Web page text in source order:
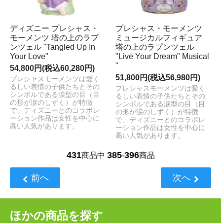
ディズニー プレシャス・
モーメンツ 塔の上のラプ
ンツェル "Tangled Up In
Your Love"
54,800円(税込60,280円)
プレシャスモーメンツは愛く
るしい表情の子供たちとその
シンボルである涙型の目（目
の形が涙のしずく）が特徴
で、ディズニーとのコラボレ
ーション作品は女性を中心に
高い人気があります。
プレシャス・モーメンツ
ミュージカルフィギュア
塔の上のラプンツェル
"Live Your Dream" Musical
"
51,800円(税込56,980円)
プレシャスモーメンツは愛く
るしい表情の子供たちとその
シンボルである涙型の目（目
の形が涙のしずく）が特徴
で、ディズニーとのコラボレ
ーション作品は女性を中心に
高い人気があります。
431商品中 385-396商品
前へ 次へ
ほかの商品を探す